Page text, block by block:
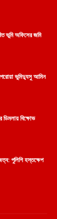
ভূমি অফিসের জমি
ভুমিদ্যুসু আমিন
ডিমলায় বিক্ষোভ
পুলিশি হস্তক্ষেপ